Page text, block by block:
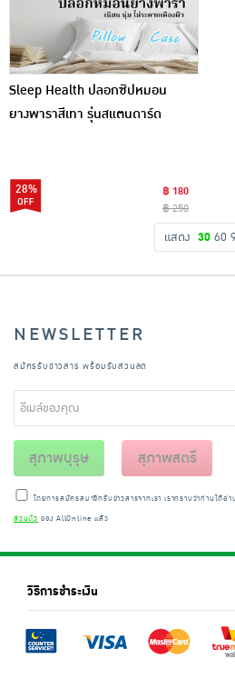
Sleep Health ปลอกซิปหมอน
ยางพาราสีเทา รุ่นสแตนดาร์ด
28%
฿ 180
฿ 250
แสดง 30 60
NEWSLETTER
สมัครรับข่าวสาร พร้อมรับส่วนลด
สุภาพบุรุษ สุภาพสตรี
โดยการสมัครสมาชิกรับข่าวสารจากเรา เราทราบว่าท่านได้อ่า
ส่วนตัว ของ AllOnline แล้ว
วิธีการชำระเงิน